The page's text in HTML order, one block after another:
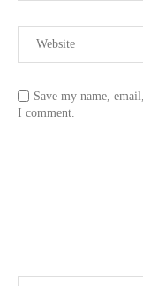
Save my name,
I comment.